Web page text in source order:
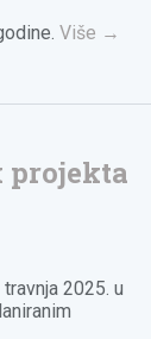
Više →
projekta
2025. u